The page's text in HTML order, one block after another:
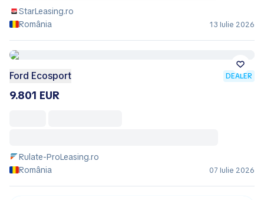
StarLeasing.ro
România
13 Iulie 2026
Ford Ecosport DEALER
9.801 EUR
Rulate-ProLeasing.ro
România
07 Iulie 2026